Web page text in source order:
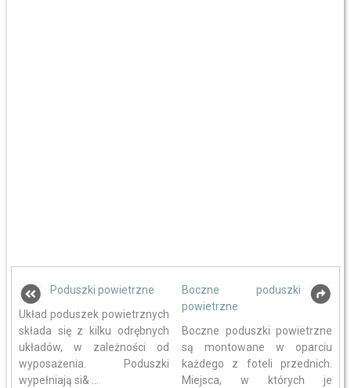
Poduszki powietrzne
Układ poduszek powietrznych
składa się z kilku odrębnych
układów, w zależności od
wyposażenia. Poduszki
wypełniają si& ...
Boczne poduszki
powietrzne
Boczne poduszki powietrzne
są montowane w oparciu
każdego z foteli przednich.
Miejsca, w których je